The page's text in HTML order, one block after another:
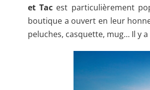
et Tac est particulièrement
boutique a ouvert en leur
peluches, casquette, mug… Il y